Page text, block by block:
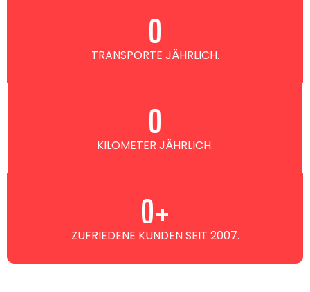
TRANSPORTE JÄHRLICH.
0
KILOMETER JÄHRLICH.
0
ZUFRIEDENE KUNDEN SEIT 2007.
0+